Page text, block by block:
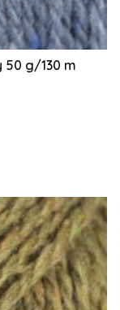
50 g/130 m